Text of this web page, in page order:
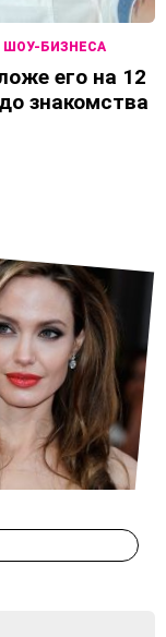
ШОУ-БИЗНЕСА
его на 12
знакомства